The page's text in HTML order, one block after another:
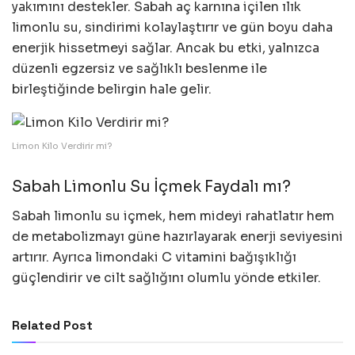
yakımını destekler. Sabah aç karnına içilen ılık
limonlu su, sindirimi kolaylaştırır ve gün boyu daha
enerjik hissetmeyi sağlar. Ancak bu etki, yalnızca
düzenli egzersiz ve sağlıklı beslenme ile
birleştiğinde belirgin hale gelir.
Limon Kilo Verdirir mi?
Sabah Limonlu Su İçmek Faydalı mı?
Sabah limonlu su içmek, hem mideyi rahatlatır hem
de metabolizmayı güne hazırlayarak enerji seviyesini
artırır. Ayrıca limondaki C vitamini bağışıklığı
güçlendirir ve cilt sağlığını olumlu yönde etkiler.
Related Post